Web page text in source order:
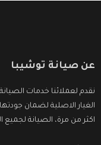
عن صيانة توشيبا
نقدم لعملائنا خدمات
الغيار الاصلية لضمان
اكثر من مرة، الصيانة